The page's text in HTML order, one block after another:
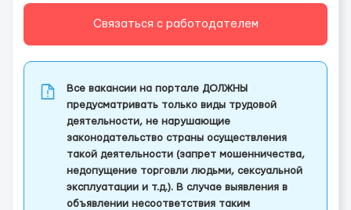
Связаться с работодателем
Все вакансии на портале ДОЛЖНЫ
предусматривать только виды трудовой
деятельности, не нарушающие
законодательство страны осуществления
такой деятельности (запрет мошенничества,
недопущение торговли людьми, сексуальной
эксплуатации и т.д.). В случае выявления в
объявлении несоответствия таким